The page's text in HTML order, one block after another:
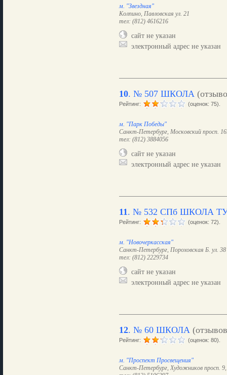
м. "Звездная"
Колпино, Павловская ул. 21
тел: (812) 4616216
сайт не указан
электронный адрес не указан
10. № 507 ШКОЛА
Рейтинг: (оценок: 75).
м. "Парк Победы"
Санкт-Петербург, Московский просп.
тел: (812) 3884056
сайт не указан
электронный адрес не указан
11. № 532 СПб ШКОЛА
Рейтинг: (оценок: 72).
м. "Новочеркасская"
Санкт-Петербург, Пороховская Б. ул. 38
тел: (812) 2229734
сайт не указан
электронный адрес не указан
12. № 60 ШКОЛА
Рейтинг: (оценок: 80).
м. "Проспект Просвещения"
Санкт-Петербург, Художников просп. 9,